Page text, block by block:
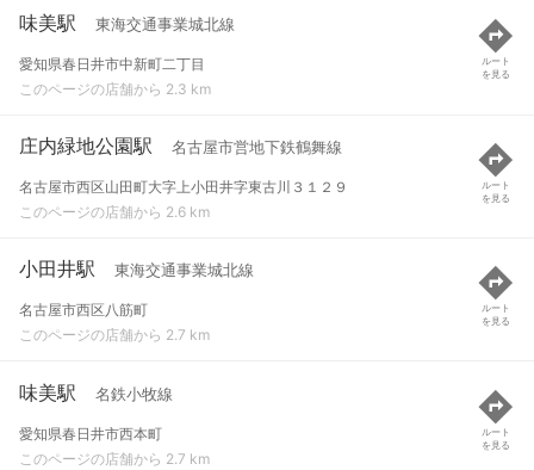
味美駅 東海交通事業城北線
愛知県春日井市中新町二丁目
このページの店舗から 2.3 km
ルート
を見る
庄内緑地公園駅 名古屋市営地下鉄鶴舞線
名古屋市西区山田町大字上小田井字東古川３１２９
このページの店舗から 2.6 km
ルート
を見る
小田井駅 東海交通事業城北線
名古屋市西区八筋町
このページの店舗から 2.7 km
ルート
を見る
味美駅 名鉄小牧線
愛知県春日井市西本町
このページの店舗から 2.7 km
ルート
を見る